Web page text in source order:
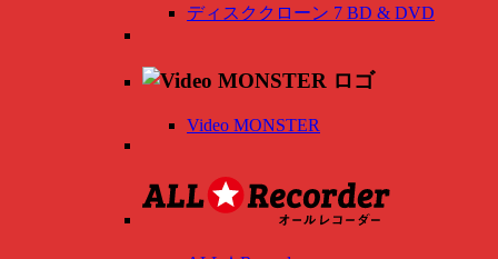
ディスククローン 7 BD & DVD
Video MONSTER